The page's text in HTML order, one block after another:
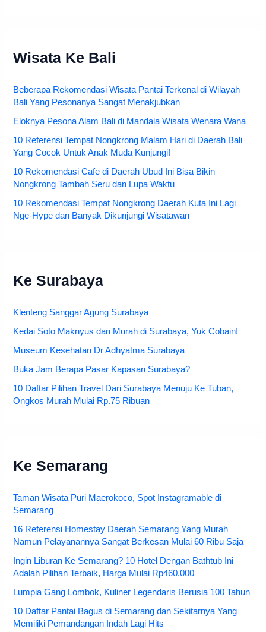
Wisata Ke Bali
Beberapa Rekomendasi Wisata Pantai Terkenal di Wilayah
Bali Yang Pesonanya Sangat Menakjubkan
Eloknya Pesona Alam Bali di Mandala Wisata Wenara Wana
10 Referensi Tempat Nongkrong Malam Hari di Daerah Bali
Yang Cocok Untuk Anak Muda Kunjungi!
10 Rekomendasi Cafe di Daerah Ubud Ini Bisa Bikin
Nongkrong Tambah Seru dan Lupa Waktu
10 Rekomendasi Tempat Nongkrong Daerah Kuta Ini Lagi
Nge-Hype dan Banyak Dikunjungi Wisatawan
Ke Surabaya
Klenteng Sanggar Agung Surabaya
Kedai Soto Maknyus dan Murah di Surabaya, Yuk Cobain!
Museum Kesehatan Dr Adhyatma Surabaya
Buka Jam Berapa Pasar Kapasan Surabaya?
10 Daftar Pilihan Travel Dari Surabaya Menuju Ke Tuban,
Ongkos Murah Mulai Rp.75 Ribuan
Ke Semarang
Taman Wisata Puri Maerokoco, Spot Instagramable di
Semarang
16 Referensi Homestay Daerah Semarang Yang Murah
Namun Pelayanannya Sangat Berkesan Mulai 60 Ribu Saja
Ingin Liburan Ke Semarang? 10 Hotel Dengan Bathtub Ini
Adalah Pilihan Terbaik, Harga Mulai Rp460.000
Lumpia Gang Lombok, Kuliner Legendaris Berusia 100 Tahun
10 Daftar Pantai Bagus di Semarang dan Sekitarnya Yang
Memiliki Pemandangan Indah Lagi Hits